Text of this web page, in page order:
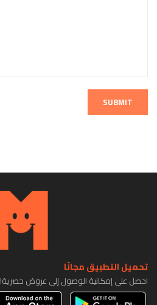
SUBMIT
تحميل التطبيق مجانًا
احصل على إمكانية الوصول إلى عروض حصرية!